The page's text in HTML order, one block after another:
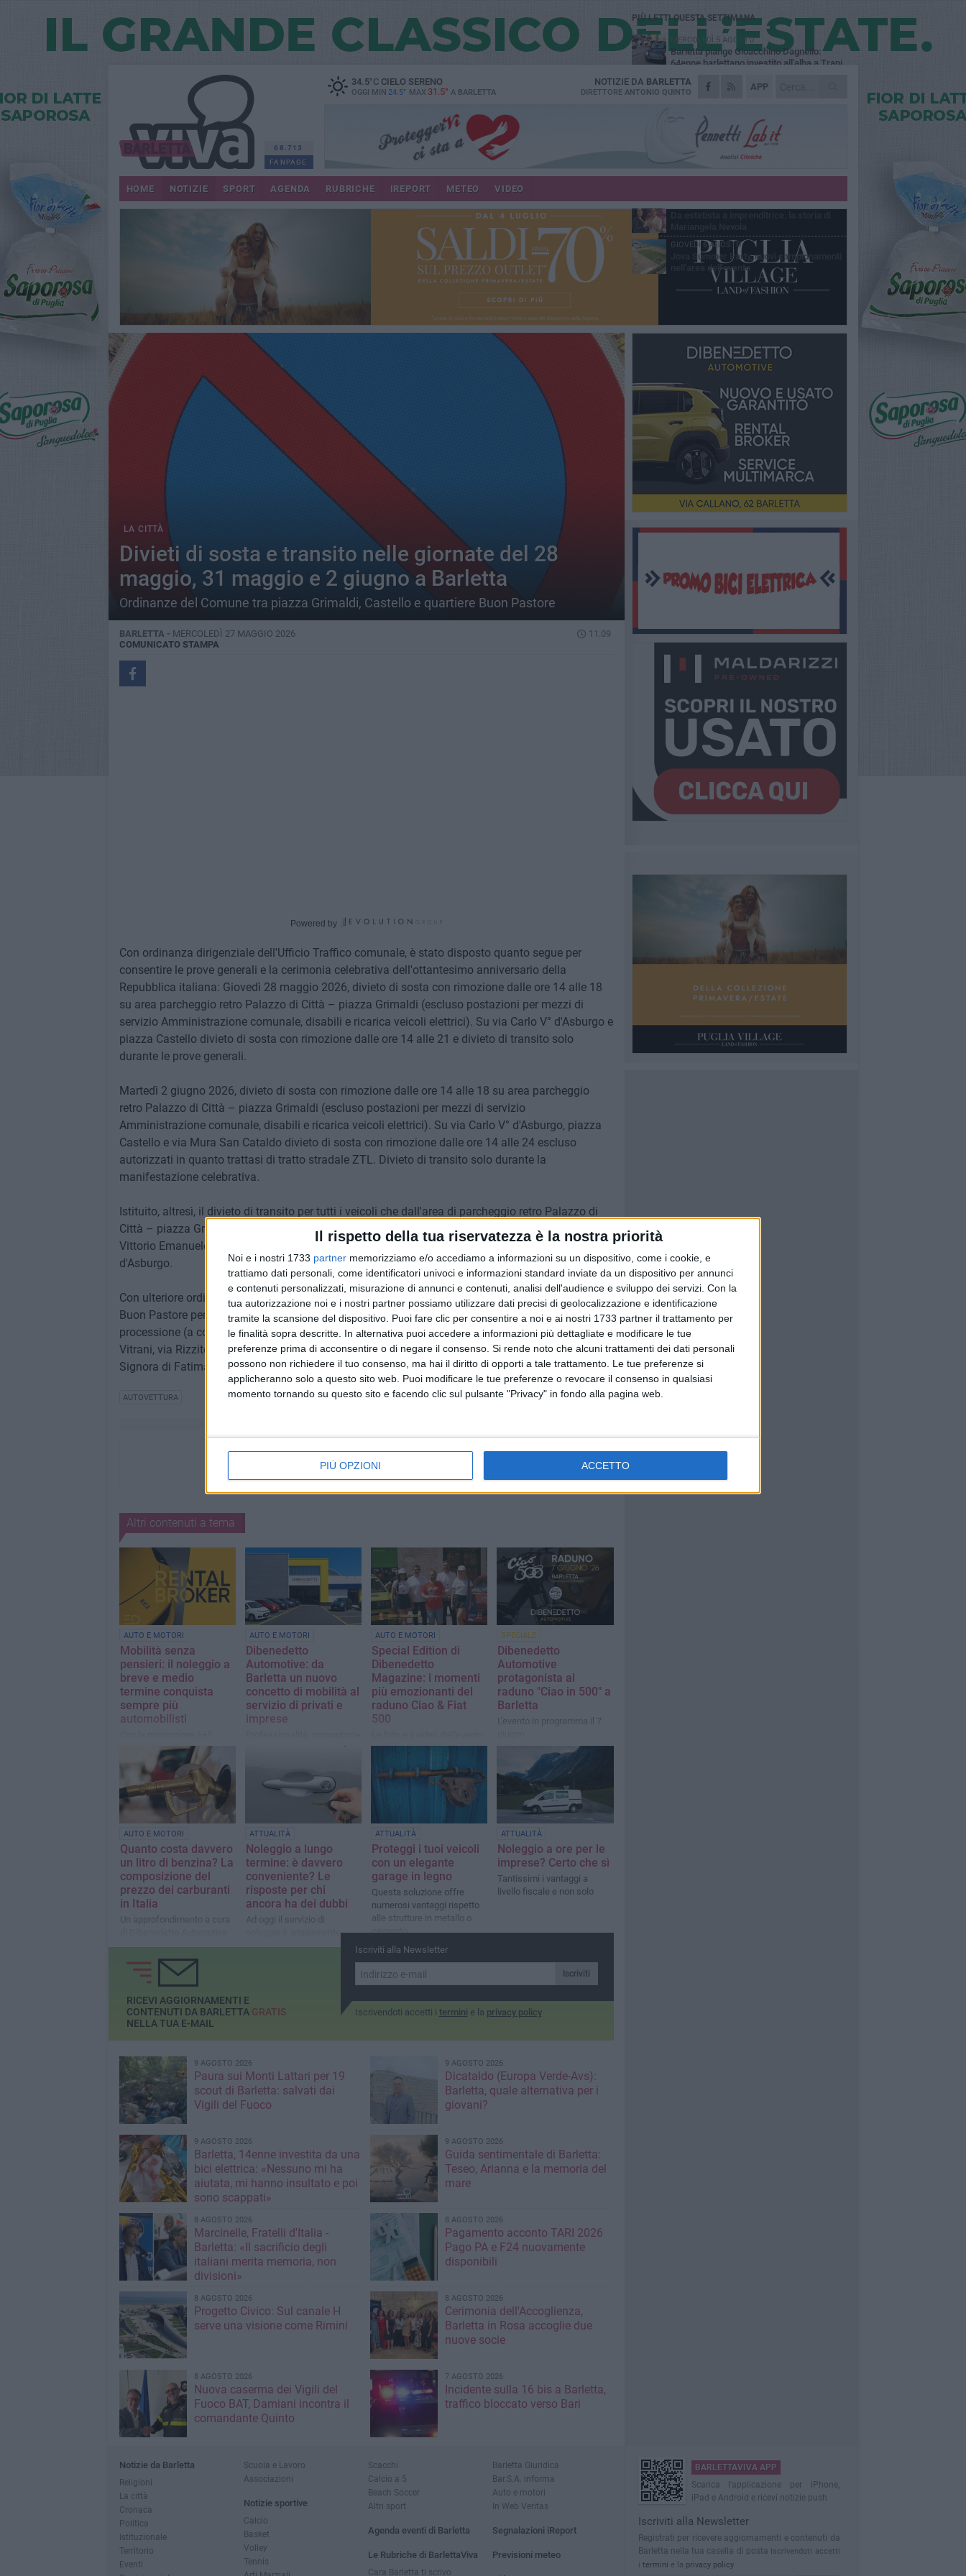
Il rispetto della tua riservatezza è la nostra priorità
Noi e i nostri 1733 partner memorizziamo e/o accediamo a informazioni su un dispositivo, come i cookie, e
trattiamo dati personali, come identificatori univoci e informazioni standard inviate da un dispositivo per annunci
e contenuti personalizzati, misurazione di annunci e contenuti, analisi dell'audience e sviluppo dei servizi. Con la
tua autorizzazione noi e i nostri partner possiamo utilizzare dati precisi di geolocalizzazione e identificazione
tramite la scansione del dispositivo. Puoi fare clic per consentire a noi e ai nostri 1733 partner il trattamento per
le finalità sopra descritte. In alternativa puoi accedere a informazioni più dettagliate e modificare le tue
preferenze prima di acconsentire o di negare il consenso. Si rende noto che alcuni trattamenti dei dati personali
possono non richiedere il tuo consenso, ma hai il diritto di opporti a tale trattamento. Le tue preferenze si
applicheranno solo a questo sito web. Puoi modificare le tue preferenze o revocare il consenso in qualsiasi
momento tornando su questo sito e facendo clic sul pulsante "Privacy" in fondo alla pagina web.
PIÙ OPZIONI ACCETTO
68.713
FANPAGE
34.5°CCIELO SERENO
OGGI MIN 24.5° MAX 31.5° A BARLETTA
APP
NOTIZIE DA BARLETTA
DIRETTORE ANTONIO QUINTO
HOME NOTIZIE SPORT AGENDA RUBRICHE IREPORT METEO VIDEO
LA CITTÀ
Divieti di sosta e transito nelle giornate del 28
maggio, 31 maggio e 2 giugno a Barletta
Ordinanze del Comune tra piazza Grimaldi, Castello e quartiere Buon Pastore
BARLETTA - MERCOLEDÌ 27 MAGGIO 2026
11.09
COMUNICATO STAMPA
Powered by
Con ordinanza dirigenziale dell'Ufficio Traffico comunale, è stato disposto quanto segue per
consentire le prove generali e la cerimonia celebrativa dell'ottantesimo anniversario della
Repubblica italiana: Giovedì 28 maggio 2026, divieto di sosta con rimozione dalle ore 14 alle 18
su area parcheggio retro Palazzo di Città – piazza Grimaldi (escluso postazioni per mezzi di
servizio Amministrazione comunale, disabili e ricarica veicoli elettrici). Su via Carlo V° d'Asburgo e
piazza Castello divieto di sosta con rimozione dalle ore 14 alle 21 e divieto di transito solo
durante le prove generali.
Martedì 2 giugno 2026, divieto di sosta con rimozione dalle ore 14 alle 18 su area parcheggio
retro Palazzo di Città – piazza Grimaldi (escluso postazioni per mezzi di servizio
Amministrazione comunale, disabili e ricarica veicoli elettrici). Su via Carlo V° d'Asburgo, piazza
Castello e via Mura San Cataldo divieto di sosta con rimozione dalle ore 14 alle 24 escluso
autorizzati in quanto trattasi di tratto stradale ZTL. Divieto di transito solo durante la
manifestazione celebrativa.
Istituito, altresì, il divieto di transito per tutti i veicoli che dall'area di parcheggio retro Palazzo di
Città – piazza Grimaldi dovranno raggiungere il Castello secondo il seguente percorso: corsi
Vittorio Emanuele e Garibaldi (tratto corso V. Emanuele – via Cavour), via Cavour, via Carlo V°
d'Asburgo.
Con ulteriore ordinanza dell'Ufficio Traffico, in occasione di una celebrazione religiosa della chiesa
Buon Pastore per il giorno: Domenica 31 maggio 2026, disposto divieto di transito solo durante
processione (a conclusione S. Messa prevista alle ore 19) in Largo Nostra Signora di Fatima, via
Vitrani, via Rizzitelli, via del Risorgimento e via Medaglie d'Oro c/o chiesa. Su Largo Nostra
Signora di Fatima, infine, divieto di sosta con rimozione dalle ore 16 alle 20.
AUTOVETTURA
Altri contenuti a tema
AUTO E MOTORI
Mobilità senza
pensieri: il noleggio a
breve e medio
termine conquista
sempre più
automobilisti
noleggi un'auto per 6 giorni e
il 7° giorno è gratuito
AUTO E MOTORI
Dibenedetto
Automotive: da
Barletta un nuovo
concetto di mobilità al
servizio di privati e
imprese
e assistenza completa: il
Dibenedetto Automotive
AUTO E MOTORI
Special Edition di
Dibenedetto
Magazine: i momenti
più emozionanti del
raduno Ciao & Fiat
500
del 7 giugno
SPECIALE
Dibenedetto
Automotive
protagonista al
raduno "Ciao in 500" a
Barletta
L'evento in programma il 7
AUTO E MOTORI
Quanto costa davvero
un litro di benzina? La
composizione del
prezzo dei carburanti
in Italia
Un approfondimento a cura
ATTUALITÀ
Noleggio a lungo
termine: è davvero
conveniente? Le
risposte per chi
ancora ha dei dubbi
Ad oggi il servizio di
diffuso nel nostro Paese,
ATTUALITÀ
Proteggi i tuoi veicoli
con un elegante
garage in legno
Questa soluzione offre
numerosi vantaggi rispetto
alle strutture in metallo o
cemento
ATTUALITÀ
Noleggio a ore per le
imprese? Certo che sì
Tantissimi i vantaggi a
livello fiscale e non solo
Iscriviti alla Newsletter
Iscriviti
Iscrivendoti accetti i termini e la privacy policy
RICEVI AGGIORNAMENTI E
CONTENUTI DA BARLETTA GRATIS
NELLA TUA E-MAIL
9 AGOSTO 2026
Paura sui Monti Lattari per 19
scout di Barletta: salvati dai
Vigili del Fuoco
9 AGOSTO 2026
Dicataldo (Europa Verde-Avs):
Barletta, quale alternativa per i
giovani?
9 AGOSTO 2026
Barletta, 14enne investita da una
bici elettrica: «Nessuno mi ha
aiutata, mi hanno insultato e poi
sono scappati»
9 AGOSTO 2026
Guida sentimentale di Barletta:
Teseo, Arianna e la memoria del
mare
8 AGOSTO 2026
Marcinelle, Fratelli d'Italia -
Barletta: «Il sacrificio degli
italiani merita memoria, non
divisioni»
8 AGOSTO 2026
Pagamento acconto TARI 2026
Pago PA e F24 nuovamente
disponibili
8 AGOSTO 2026
Progetto Civico: Sul canale H
serve una visione come Rimini
8 AGOSTO 2026
Cerimonia dell'Accoglienza,
Barletta in Rosa accoglie due
nuove socie
8 AGOSTO 2026
Nuova caserma dei Vigili del
Fuoco BAT, Damiani incontra il
comandante Quinto
7 AGOSTO 2026
Incidente sulla 16 bis a Barletta,
traffico bloccato verso Bari
PIÙ LETTI QUESTA SETTIMANA
MERCOLEDÌ 5 AGOSTO
Barletta piange Gioacchino Dagnello:
64enne barlettano investito all'alba a Trani
GIOVEDÌ 6 AGOSTO
Il ricordo di "Cecco", il benzinaio col
separavano dalla pensione»
VENERDÌ 7 AGOSTO
Incidente sulla 16 bis a Barletta, traffico
bloccato verso Bari
MERCOLEDÌ 5 AGOSTO
Jova Summer Party, giovedì mattina
VENERDÌ 7 AGOSTO
GIOVEDÌ 6 AGOSTO
Jova Summer Party, nuovi campionamenti
nell'area dell'evento
Notizie da Barletta
Religioni
La città
Cronaca
Politica
Istituzionale
Territorio
Eventi
Scuola e Lavoro
Associazioni
Notizie sportive
Calcio
Basket
Volley
Tennis
Scacchi
Calcio a 5
Beach Soccer
Altri sport
Agenda eventi di Barletta
Le Rubriche di BarlettaViva
Cara Barletta ti scrivo
Barletta Giuridica
Bar.S.A. informa
Auto e motori
In Web Veritas
Segnalazioni iReport
Previsioni meteo
BARLETTAVIVA APP
Scarica l'applicazione per iPhone,
iPad e Android e ricevi notizie push
Iscriviti alla Newsletter
Registrati per ricevere aggiornamenti e contenuti da
Barletta nella tua casella di posta Iscrivendoti accetti
i termini e la privacy policy